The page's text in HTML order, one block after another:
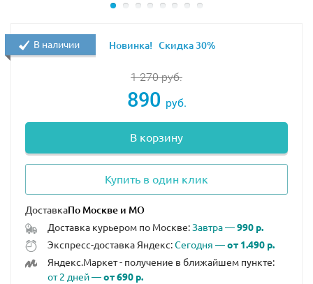
1 270руб.
890 руб.
В корзину
Купить в один клик
Доставка
Доставка курьером по Москве:Завтра —990 р.
Экспресс-доставка Яндекс:Сегодня —от 1.490 р.
Яндекс.Маркет - получение в ближайшем пункте:
от 2 дней —от 690 р.
В наличии Новинка! Скидка 30%